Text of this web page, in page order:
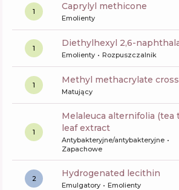
1 caprylyl methicone
Emolienty
1 diethylhexyl 2,6-
Emolienty Rozpuszczalnik
1 methyl methacrylate
Matujący
1
melaleuca alternifolia (tea tree)
leaf extract
Antybakteryjne/antybakteryjne
Zapachowe
2 hydrogenated lecithin
Emulgatory Emolienty